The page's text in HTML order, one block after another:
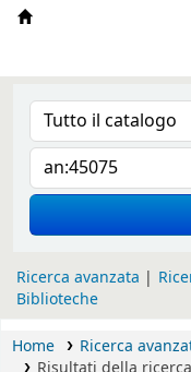
Biblioteca
Ricerca avanzata
Biblioteche
Home
Ricerca